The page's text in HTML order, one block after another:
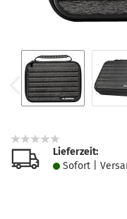
Lieferzeit:
Sofort |